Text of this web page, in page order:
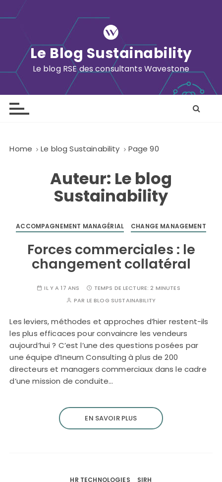
k
o
Le Blog Sustainability
Le blog RSE des consultants Wavestone
Home Le blog Sustainability Page 90
Auteur: Le blog
Sustainability
ACCOMPAGNEMENT MANAGÉRIAL CHANGE MANAGEMENT
Forces commerciales : le
changement collatéral
IL Y A 17 ANS TEMPS DE LECTURE:2 MINUTES
PAR LE BLOG SUSTAINABILITY
Les leviers, méthodes et approches d’hier restent-ils
les plus efficaces pour convaincre les vendeurs
aujourd’hui ? C’est l’une des questions posées par
une équipe d’Ineum Consulting à plus de 200
directeurs et managers commerciaux dans le cadre
d’une mission de conduite…
EN SAVOIR PLUS
HR TECHNOLOGIES SIRH